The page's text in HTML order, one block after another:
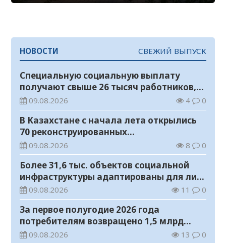
НОВОСТИ СВЕЖИЙ ВЫПУСК
Специальную социальную выплату
получают свыше 26 тысяч работников,
занятых во вредных условиях труда
09.08.2026 4 0
В Казахстане с начала лета открылись
70 реконструированных
железнодорожных вокзалов
09.08.2026 8 0
Более 31,6 тыс. объектов социальной
инфраструктуры адаптированы для лиц
с инвалидностью
09.08.2026 11 0
За первое полугодие 2026 года
потребителям возвращено 1,5 млрд
тенге
09.08.2026 13 0